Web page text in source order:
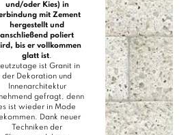
und/oder Kies) in
mit Zement
hergestellt und
anschließend poliert
bis er vollkommen
glatt ist.
ist Granit in
der Dekoration und
Innenarchitektur
gefragt, denn
ist wieder in Mode
Dank neuer
Techniken der